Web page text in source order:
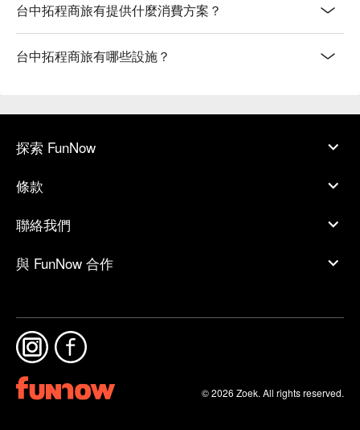
台中拓程商旅有提供什麼消費方案？
台中拓程商旅有哪些設施？
探索 FunNow
條款
聯絡我們
與 FunNow 合作
© 2026 Zoek. All rights reserved.